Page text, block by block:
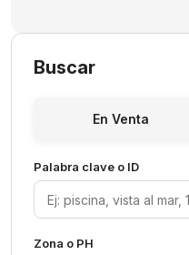
Buscar
En Venta
Palabra clave o ID
Zona o PH